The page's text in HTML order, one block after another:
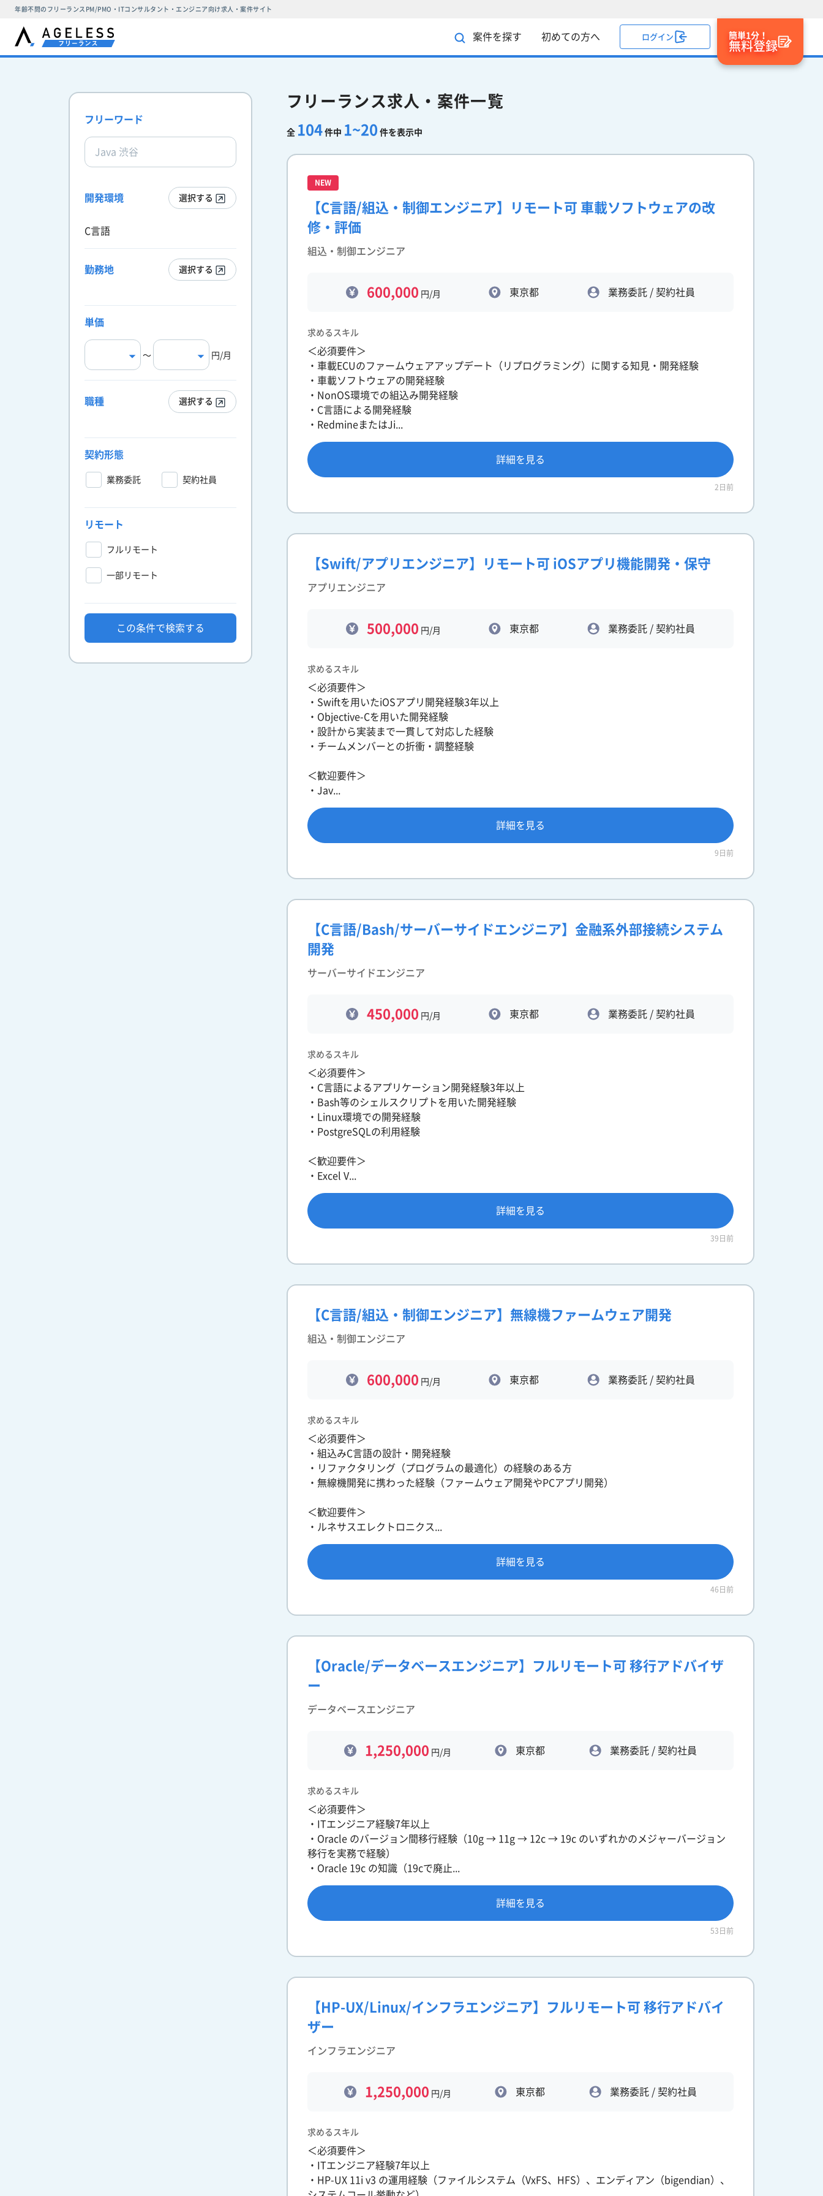
年齢不問のフリーランスPM/PMO・ITコンサルタント・エンジニア向け求人・案件サイト
案件を探す 初めての方へ ログイン 簡単1分！
無料登録
フリーワード
開発環境 選択する
C言語
勤務地 選択する
単価
〜 円/月
職種 選択する
契約形態
業務委託 契約社員
リモート
フルリモート
一部リモート
フリーランス求人・案件一覧
全 104 件中 1~20 件を表示中
NEW
【C言語/組込・制御エンジニア】リモート可 車載ソフトウェアの改
修・評価
組込・制御エンジニア
600,000 円/月 東京都 業務委託 / 契約社員
求めるスキル
＜必須要件＞
・車載ECUのファームウェアアップデート（リプログラミング）に関する知見・開発経験
・車載ソフトウェアの開発経験
・NonOS環境での組込み開発経験
・C言語による開発経験
・RedmineまたはJi...
詳細を見る
2日前
【Swift/アプリエンジニア】リモート可 iOSアプリ機能開発・保守
アプリエンジニア
500,000 円/月 東京都 業務委託 / 契約社員
求めるスキル
＜必須要件＞
・Swiftを用いたiOSアプリ開発経験3年以上
・Objective-Cを用いた開発経験
・設計から実装まで一貫して対応した経験
・チームメンバーとの折衝・調整経験
＜歓迎要件＞
・Jav...
詳細を見る
9日前
【C言語/Bash/サーバーサイドエンジニア】金融系外部接続システム
開発
サーバーサイドエンジニア
450,000 円/月 東京都 業務委託 / 契約社員
求めるスキル
＜必須要件＞
・C言語によるアプリケーション開発経験3年以上
・Bash等のシェルスクリプトを用いた開発経験
・Linux環境での開発経験
・PostgreSQLの利用経験
＜歓迎要件＞
・Excel V...
詳細を見る
39日前
【C言語/組込・制御エンジニア】無線機ファームウェア開発
組込・制御エンジニア
600,000 円/月 東京都 業務委託 / 契約社員
求めるスキル
＜必須要件＞
・組込みC言語の設計・開発経験
・リファクタリング（プログラムの最適化）の経験のある方
・無線機開発に携わった経験（ファームウェア開発やPCアプリ開発）
＜歓迎要件＞
・ルネサスエレクトロニクス...
詳細を見る
46日前
【Oracle/データベースエンジニア】フルリモート可 移行アドバイザ
ー
データベースエンジニア
1,250,000 円/月 東京都 業務委託 / 契約社員
求めるスキル
＜必須要件＞
・ITエンジニア経験7年以上
・Oracle のバージョン間移行経験（10g → 11g → 12c → 19c のいずれかのメジャーバージョン
移行を実務で経験）
・Oracle 19c の知識（19cで廃止...
詳細を見る
53日前
【HP-UX/Linux/インフラエンジニア】フルリモート可 移行アドバイ
ザー
インフラエンジニア
1,250,000 円/月 東京都 業務委託 / 契約社員
求めるスキル
＜必須要件＞
・ITエンジニア経験7年以上
・HP-UX 11i v3 の運用経験（ファイルシステム（VxFS、HFS）、エンディアン（bigendian）、